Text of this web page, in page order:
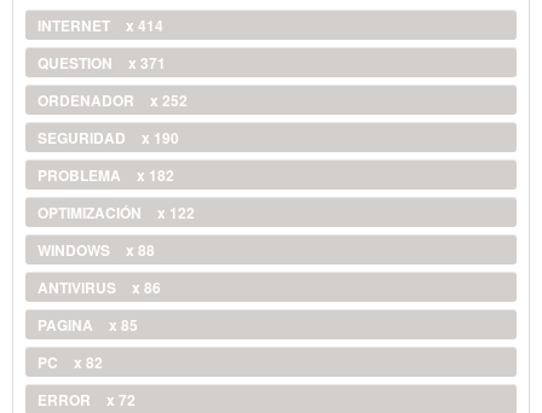
INTERNET
x 414
QUESTION
x 371
ORDENADOR
x 252
SEGURIDAD
x 190
PROBLEMA
x 182
OPTIMIZACIÓN
x 122
WINDOWS
x 88
ANTIVIRUS
x 86
PAGINA
x 85
PC
x 82
ERROR
x 72